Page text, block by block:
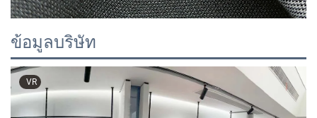
ข้อมูลบริษัท
VR